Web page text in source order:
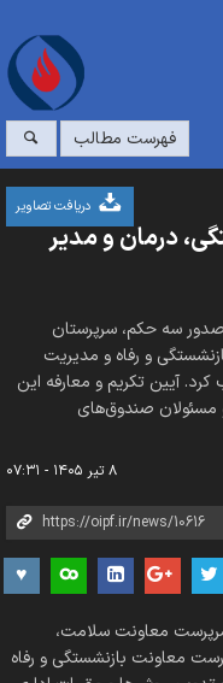
فهرست مطالب
دریافت تصاویر
درمان و مدیر
سه حکم، سرپرستان
و رفاه و مدیریت
آیین تکریم و معارفه این
مدیران و مسئولان صندوق‌های
۸ تیر ۱۴۰۵ - ۰۷:۳۱
سرپرست معاونت سلامت،
معاونت بازنشستگی و رفاه